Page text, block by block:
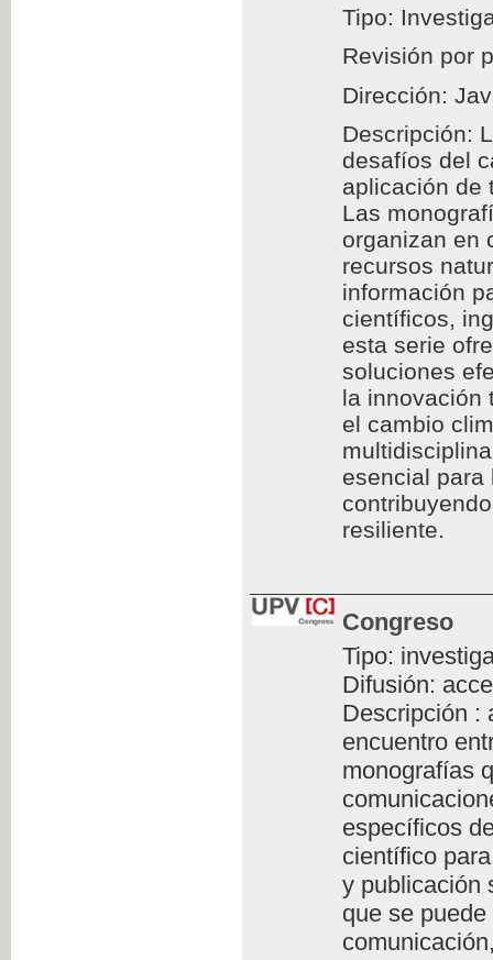
Tipo:
Revisión por
Dirección:
Descripción:
desafíos del
aplicación de
Las
organizan en
recursos
información
científicos,
esta serie
soluciones
la innovación
el cambio
esencial para
resiliente.
Congreso
Tipo:
Difusión:
Descripción :
encuentro
monografías
específicos
científico
y publicación
que se